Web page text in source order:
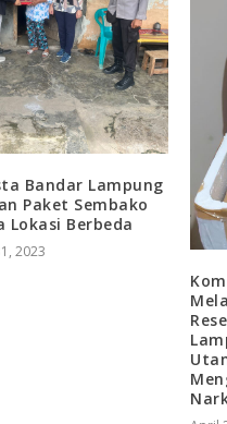
Bandar Lampung
Paket Sembako
Lokasi Berbeda
2023